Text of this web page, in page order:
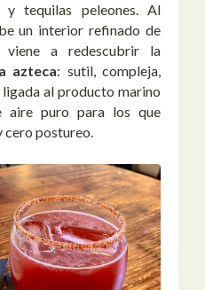
y tequilas peleones. Al
un interior refinado de
a redescubrir la
azteca: sutil, compleja,
al producto marino
aire puro para los que
cero postureo.